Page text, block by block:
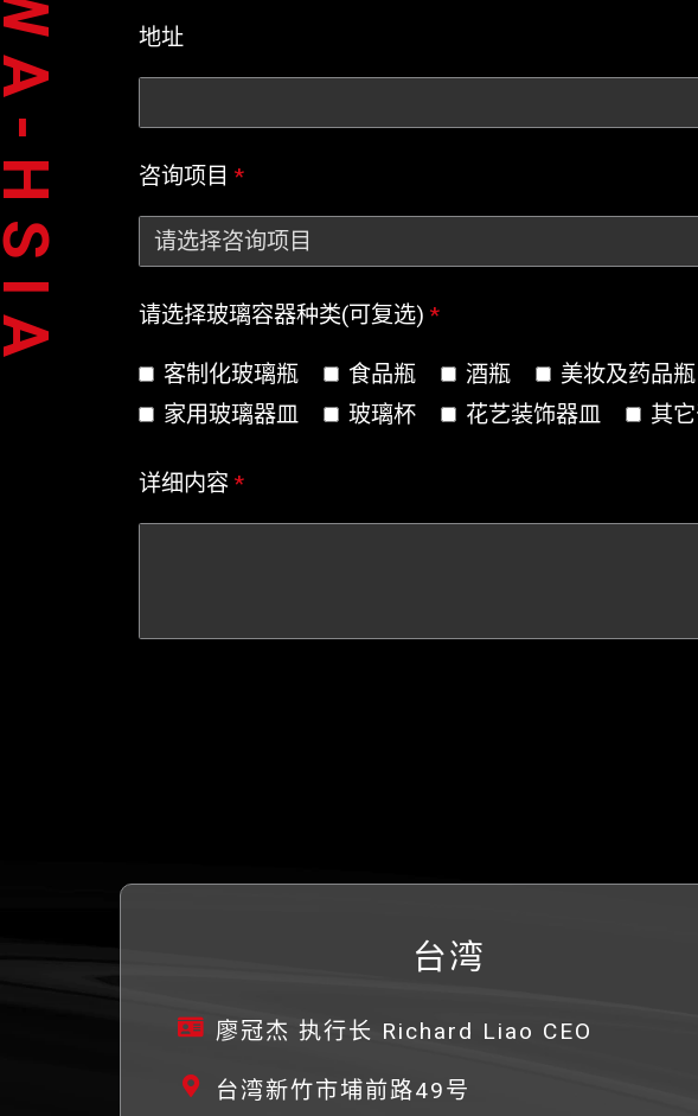
地址
咨询项目 *
请选择玻璃容器种类(可复选) *
客制化玻璃瓶 食品瓶 酒瓶 美妆及药品瓶
家用玻璃器皿
玻璃杯 花艺装饰器皿 其
详细内容 *
台湾
廖冠杰 执行长 Richard Liao CEO
台湾新竹市埔前路49号